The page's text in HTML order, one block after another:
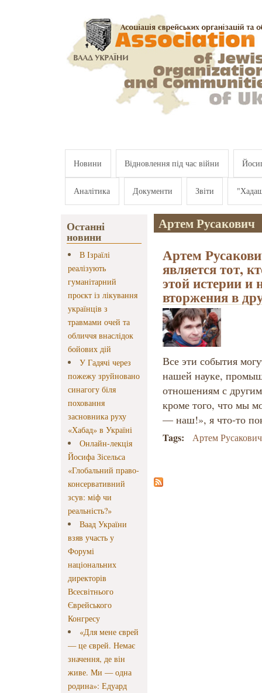
Новини Відновлення під час війни
Аналітика Документи Звіти
Останні
новини
В Ізраїлі
реалізують
гуманітарний
проєкт із лікування
українців з
травмами очей та
обличчя внаслідок
бойових дій
У Гадячі через
пожежу зруйновано
синагогу біля
поховання
засновника руху
«Хабад» в Україні
Онлайн-лекція
Йосифа Зісельса
«Глобальний право-
консервативний
зсув: міф чи
реальність?»
Ваад України
взяв участь у
Форумі
національних
директорів
Всесвітнього
Єврейського
Конгресу
«Для мене єврей
— це єврей. Немає
значення, де він
живе. Ми — одна
родина»: Едуард
Артем Русакович
Артем
является тот,
этой истерии и
вторжения в
Все эти события
нашей науке,
отношениям с
кроме того, что мы
— наш!», я что-то
Tags: Артем Русакович